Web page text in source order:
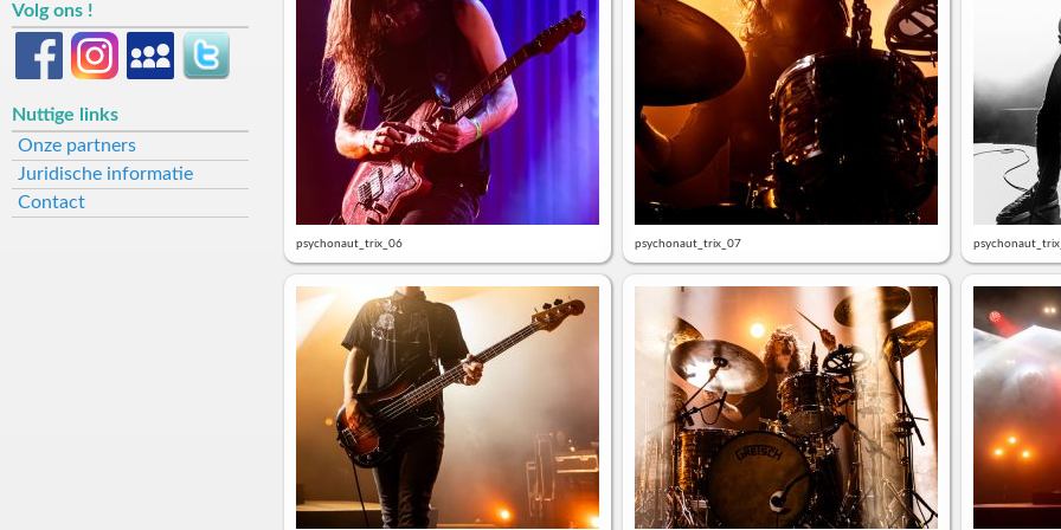
Volg ons !
Nuttige links
Onze partners
Juridische informatie
Contact
psychonaut_trix_06 psychonaut_trix_07